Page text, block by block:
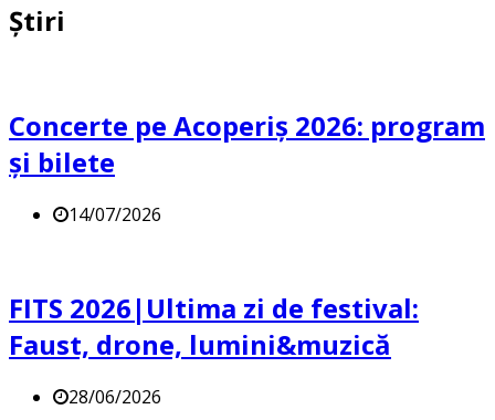
Știri
Concerte pe Acoperiș 2026: program
și bilete
14/07/2026
FITS 2026|Ultima zi de festival:
Faust, drone, lumini&muzică
28/06/2026